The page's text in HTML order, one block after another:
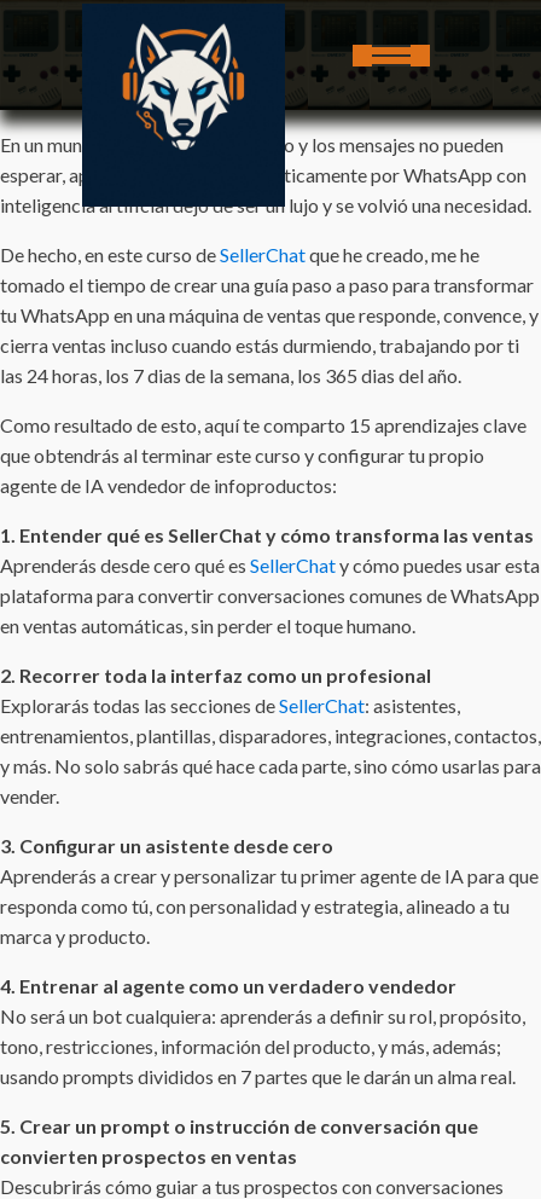
En un mundo donde el tiempo es oro y los mensajes no pueden
esperar, aprender a vender automáticamente por WhatsApp con
inteligencia artificial dejó de ser un lujo y se volvió una necesidad.
De hecho, en este curso deSellerChatque he creado, me he
tomado el tiempo de crear una guía paso a paso para transformar
tu WhatsApp en una máquina de ventas que responde, convence, y
cierra ventas incluso cuando estás durmiendo, trabajando por ti
las 24 horas, los 7 dias de la semana, los 365 dias del año.
Como resultado de esto, aquí te comparto 15 aprendizajes clave
que obtendrás al terminar este curso y configurar tu propio
agente de IA vendedor de infoproductos:
1. Entender qué es SellerChat y cómo transforma las ventas
Aprenderás desde cero qué es SellerChaty cómo puedes usar esta
plataforma para convertir conversaciones comunes de WhatsApp
en ventas automáticas, sin perder el toque humano.
2. Recorrer toda la interfaz como un profesional
Explorarás todas las secciones deSellerChat: asistentes,
entrenamientos, plantillas, disparadores, integraciones, contactos,
y más. No solo sabrás qué hace cada parte, sino cómo usarlas para
vender.
3. Configurar un asistente desde cero
Aprenderás a crear y personalizar tu primer agente de IA para que
responda como tú, con personalidad y estrategia, alineado a tu
marca y producto.
4. Entrenar al agente como un verdadero vendedor
No será un bot cualquiera: aprenderás a definir su rol, propósito,
tono, restricciones, información del producto, y más, además;
usando prompts divididos en 7 partes que le darán un alma real.
5. Crear un prompt o instrucción de conversación que
convierten prospectos en ventas
Descubrirás cómo guiar a tus prospectos con conversaciones